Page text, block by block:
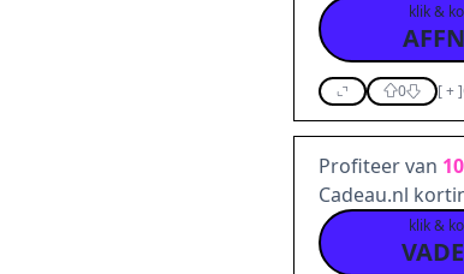
klik &
0 [+]
Profiteer van
Cadeau.nl
klik &